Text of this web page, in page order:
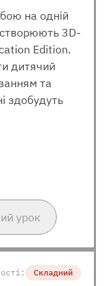
на одній
створюють 3D-
Edition.
дитячий
та
здобудуть
урок
Складний